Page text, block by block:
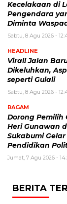
Kecelakaan di
Pengendara
Diminta
Sabtu, 8 Agu 2026 -
HEADLINE
Viral! Jalan
Dikeluhkan,
seperti Gulali
Sabtu, 8 Agu 2026 -
RAGAM
Dorong Pemilih
Heri Gunawan
Sukabumi Gelar
Pendidikan
Jumat, 7 Agu 2026 -
BERITA